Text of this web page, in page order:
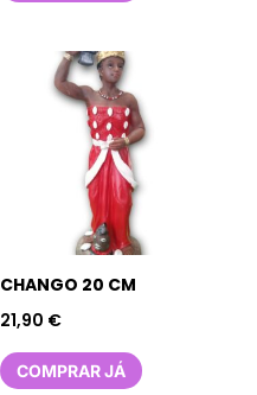
CHANGO 20 CM
21,90 €
COMPRAR JÁ